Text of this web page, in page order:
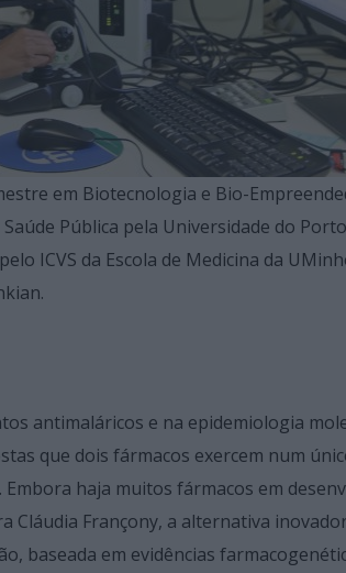
em Biotecnologia e Bio-
Pública pela Universidade do
ICVS da Escola de Medicina da
antimaláricos e na epidemiologia
que dois fármacos exercem num
haja muitos fármacos em
Cláudia Françony, a alternativa
baseada em evidências